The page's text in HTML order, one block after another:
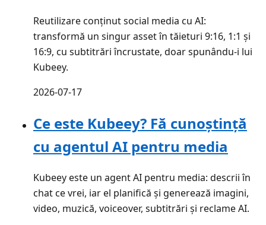
Reutilizare conținut social media cu AI:
transformă un singur asset în tăieturi 9:16, 1:1 și
16:9, cu subtitrări încrustate, doar spunându-i lui
Kubeey.
2026-07-17
Ce este Kubeey? Fă cunoștință
cu agentul AI pentru media
Kubeey este un agent AI pentru media: descrii în
chat ce vrei, iar el planifică și generează imagini,
video, muzică, voiceover, subtitrări și reclame AI.